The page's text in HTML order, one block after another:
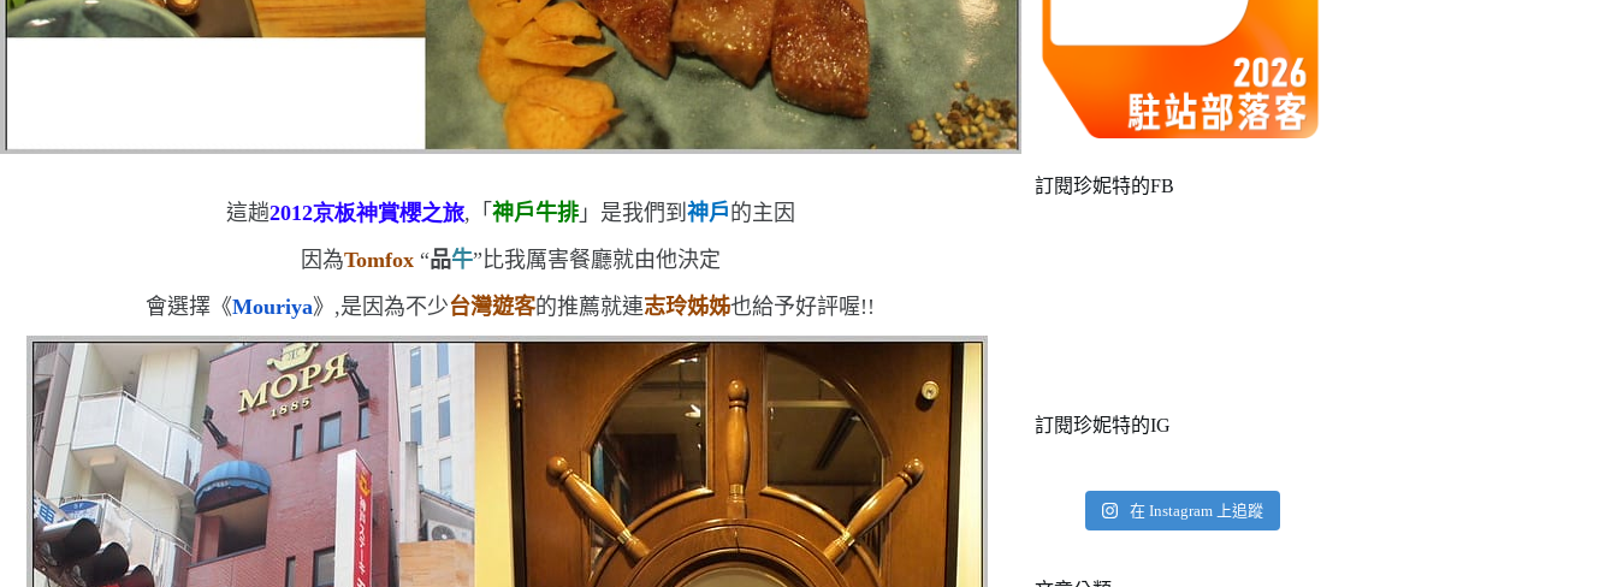
這趟2012京板神賞櫻之旅,「 神戶牛排」是我們到 神戶的主因
因為Tomfox“品牛”比我厲害餐廳就由他決定
會選擇《Mouriya》,是因為不少台灣遊客的推薦就連志玲姊姊也給予好評喔!!
訂閱珍妮特的FB
訂閱珍妮特的IG
在 Instagram 上追蹤